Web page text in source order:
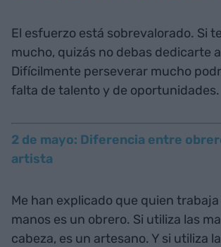
El esfuerzo está sobrevalorado. Si
mucho, quizás no debas dedicarte
Difícilmente perseverar mucho
falta de talento y de oportunidades.
2 de mayo: Diferencia entre
artista
Me han explicado que quien
manos es un obrero. Si utiliza las
cabeza, es un artesano. Y si utiliza